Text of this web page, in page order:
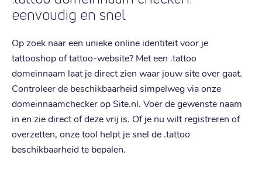
eenvoudig en snel
Op zoek naar een unieke online identiteit voor je
tattooshop of tattoo-website? Met een .tattoo
domeinnaam laat je direct zien waar jouw site over gaat.
Controleer de beschikbaarheid simpelweg via onze
domeinnaamchecker op Site.nl. Voer de gewenste naam
in en zie direct of deze vrij is. Of je nu wilt registreren of
overzetten, onze tool helpt je snel de .tattoo
beschikbaarheid te bepalen.